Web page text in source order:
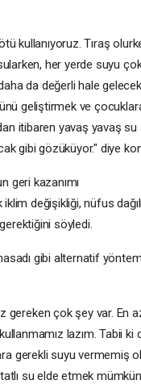
kullanıyoruz. Tıraş
her yerde suyu
da değerli hale
geliştirmek ve
itibaren yavaş yavaş su
gibi gözüküyor." diye
geri kazanımı
değişikliği, nüfus
söyledi.
gibi alternatif
çok şey var. En
lazım. Tabii
gerekli suyu vermemiş
su elde etmek